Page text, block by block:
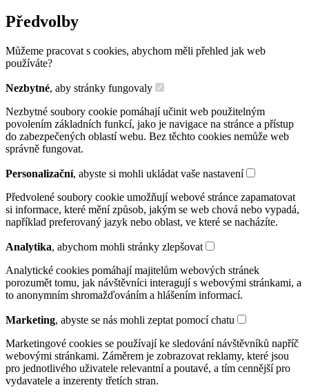
Předvolby
Můžeme pracovat s cookies, abychom měli přehled jak web
používáte?
Nezbytné, aby stránky fungovaly
Nezbytné soubory cookie pomáhají učinit web použitelným
povolením základních funkcí, jako je navigace na stránce a přístup
do zabezpečených oblastí webu. Bez těchto cookies nemůže web
správně fungovat.
Personalizační, abyste si mohli ukládat vaše nastavení
Předvolené soubory cookie umožňují webové stránce zapamatovat
si informace, které mění způsob, jakým se web chová nebo vypadá,
například preferovaný jazyk nebo oblast, ve které se nacházíte.
Analytika, abychom mohli stránky zlepšovat
Analytické cookies pomáhají majitelům webových stránek
porozumět tomu, jak návštěvníci interagují s webovými stránkami, a
to anonymním shromažďováním a hlášením informací.
Marketing, abyste se nás mohli zeptat pomocí chatu
Marketingové cookies se používají ke sledování návštěvníků napříč
webovými stránkami. Záměrem je zobrazovat reklamy, které jsou
pro jednotlivého uživatele relevantní a poutavé, a tím cennější pro
vydavatele a inzerenty třetích stran.